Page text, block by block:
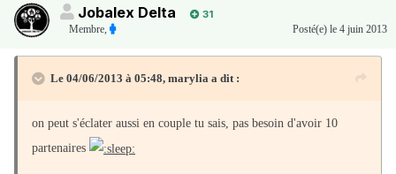
Jobalex Delta
31
Membre, Posté(e) le 4 juin 2013
Le 04/06/2013 à 05:48, marylia a dit :
on peut s'éclater aussi en couple tu sais, pas besoin d'avoir 10
partenaires